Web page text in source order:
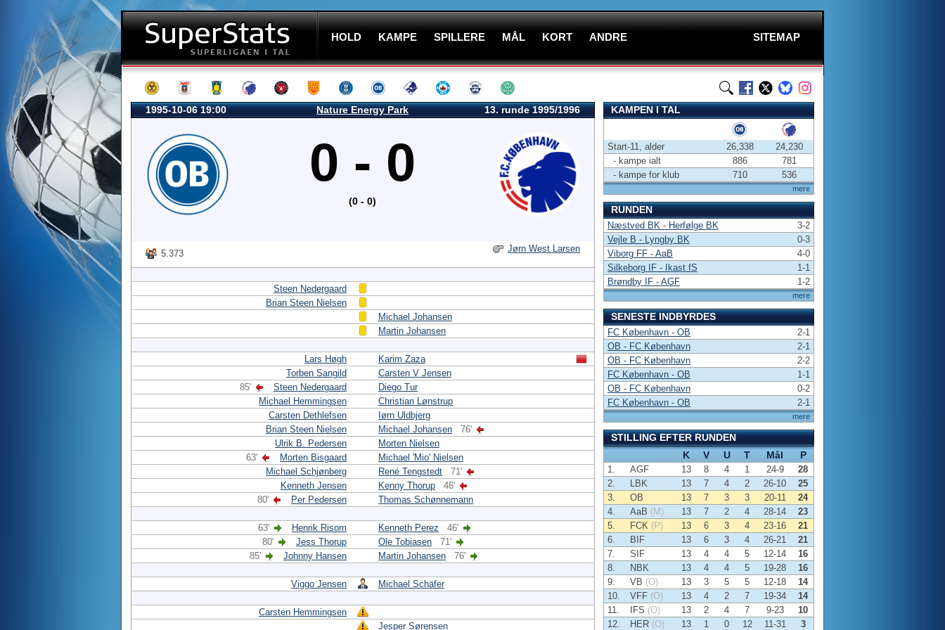
HOLD KAMPE SPILLERE MÅL KORT ANDRE SITEMAP
1995-10-06 19:00 Nature Energy Park 13. runde 1995/1996
0 - 0
(0 - 0)
5.373 Jørn West Larsen
Steen Nedergaard
Brian Steen Nielsen
Michael Johansen
Martin Johansen
Lars Høgh
Karim Zaza
Torben Sangild
Carsten V Jensen
85'
Steen Nedergaard
Diego Tur
Michael Hemmingsen
Christian Lønstrup
Carsten Dethlefsen
Iørn Uldbjerg
Brian Steen Nielsen
Michael Johansen
76'
Ulrik B. Pedersen
Morten Nielsen
63'
Morten Bisgaard
Michael 'Mio' Nielsen
Michael Schjønberg
René Tengstedt
71'
Kenneth Jensen
Kenny Thorup
46'
80'
Per Pedersen Thomas Schønnemann
63' Henrik Risom Kenneth Perez
46'
80'
Jess Thorup Ole Tobiasen
71'
85'
Johnny Hansen Martin Johansen 76'
Viggo Jensen Michael Schäfer
Carsten Hemmingsen
Jesper Sørensen
KAMPEN I TAL
mere
Start-11, alder 26,338
24,230
- kampe ialt
886
781
- kampe for klub
710 536
RUNDEN
mere
Næstved BK - Herfølge BK
3-2
Vejle B - Lyngby BK
0-3
Viborg FF - AaB
4-0
Silkeborg IF - Ikast fS
1-1
Brøndby IF - AGF
1-2
SENESTE INDBYRDES
mere
FC København - OB
2-1
OB - FC København
2-1
OB - FC København
2-2
FC København - OB
1-1
OB - FC København
0-2
FC København - OB
2-1
STILLING EFTER RUNDEN
K
V U T Mål P
1. AGF 13 8 4 1 24-9
28
2.
LBK 13 7 4 2 26-10
25
3.
OB 13 7 3 3 20-11
24
4.
AaB (M) 13 7 2 4 28-14
23
5.
FCK (P) 13 6 3 4 23-16
21
6.
BIF 13 6 3 4 26-21
21
7.
SIF 13 4 4 5 12-14
16
8.
NBK 13 4 4 5 19-28
16
9.
VB (O) 13 3 5 5 12-18
14
10.
VFF (O) 13 4 2 7 19-34
14
11.
IFS (O) 13 2 4 7 9-23
10
12.
HER (O) 13 1 0 12 11-31 3